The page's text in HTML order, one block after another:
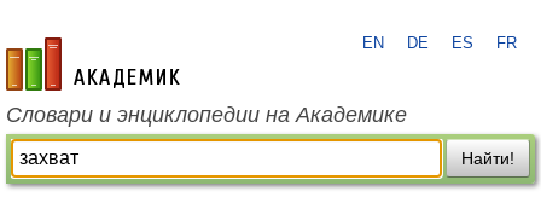
academic.ru
EN DE ES FR
Словари и энциклопедии на Академике
Найти!